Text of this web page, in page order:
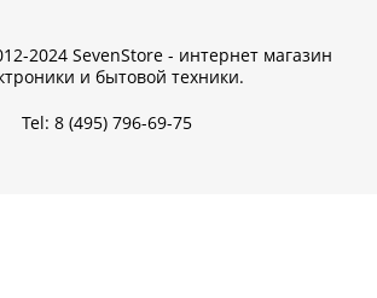
2024 SevenStore - интернет магазин
и бытовой техники.
Tel: 8 (495) 796-69-75